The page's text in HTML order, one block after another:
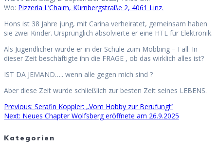
Wo: Pizzeria L’Chaim, Kürnbergstraße 2, 4061 Linz.
Hons ist 38 Jahre jung, mit Carina verheiratet, gemeinsam haben
sie zwei Kinder. Ursprünglich absolvierte er eine HTL für Elektronik.
Als Jugendlicher wurde er in der Schule zum Mobbing – Fall. In
dieser Zeit beschäftigte ihn die FRAGE , ob das wirklich alles ist?
IST DA JEMAND….. wenn alle gegen mich sind ?
Aber diese Zeit wurde schließlich zur besten Zeit seines LEBENS.
Beitragsnavigation
Previous: Previous
post:
Serafin Koppler: „Vom Hobby zur Berufung!“
Next: Next
Neues Chapter Wolfsberg eröffnete am 26.9.2025
Kategorien